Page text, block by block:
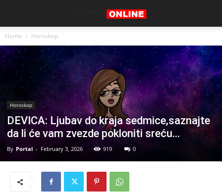
Home Horoskop
Horoskop
DEVICA: Ljubav do kraja sedmice,saznajte
da li će vam zvezde pokloniti sreću…
By Portal - February 3, 2026 919 0